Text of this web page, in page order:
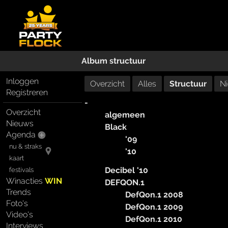
Album structuur
Inloggen
Registreren
Overzicht
Nieuws
Agenda
nu & straks
kaart
festivals
WinactiesWIN
Trends
Foto's
Video's
Interviews
Overzicht Alles Structuur
-
algemeen
Black
'09
'10
Decibel '10
DEFQON.1
DefQon.1 2008
DefQon.1 2009
DefQon.1 2010